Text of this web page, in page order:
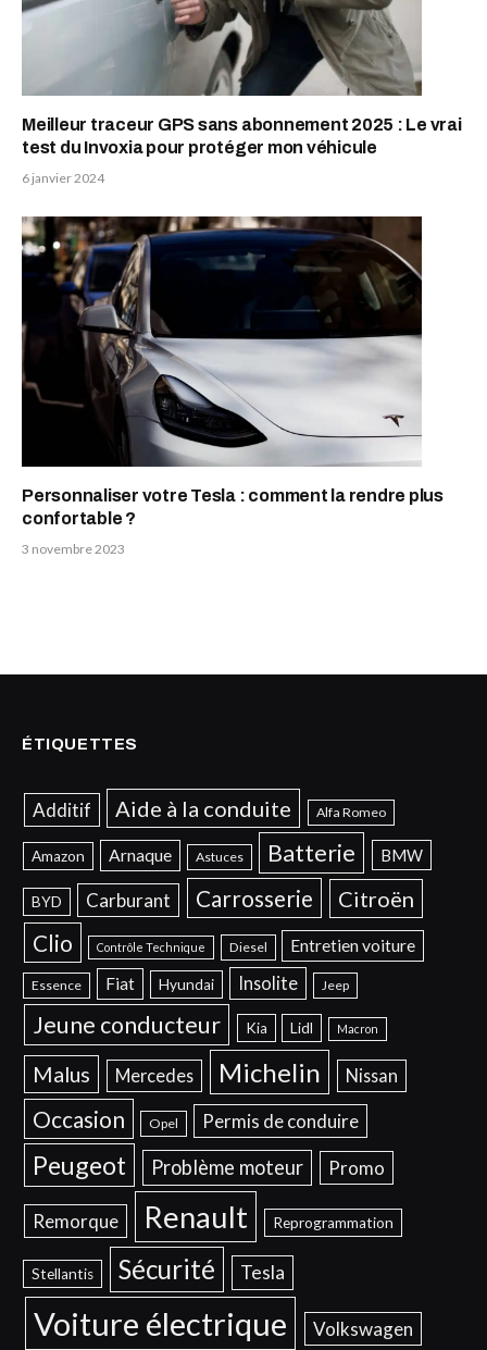
Meilleur traceur GPS sans abonnement 2025 : Le vrai
test du Invoxia pour protéger mon véhicule
6 janvier 2024
Personnaliser votre Tesla : comment la rendre plus
confortable ?
3 novembre 2023
ÉTIQUETTES
Additif Aide à la conduite Alfa Romeo
Amazon Arnaque Astuces Batterie BMW
BYD Carburant Carrosserie Citroën
Clio Contrôle Technique Diesel Entretien voiture
Essence Fiat Hyundai Insolite Jeep
Jeune conducteur Kia Lidl Macron
Malus Mercedes Michelin Nissan
Occasion Opel Permis de conduire
Peugeot Problème moteur Promo
Remorque Renault Reprogrammation
Stellantis Sécurité Tesla
Voiture électrique Volkswagen